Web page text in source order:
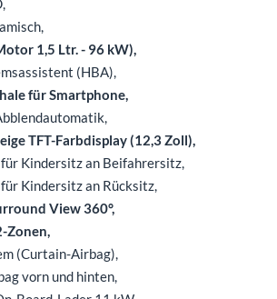
1,5 Ltr. - 96 kW),
(HBA),
für Smartphone,
TFT-Farbdisplay (12,3 Zoll),
Kindersitz an Beifahrersitz,
Kindersitz an Rücksitz,
View 360°,
Zonen,
(Curtain-Airbag),
vorn und hinten,